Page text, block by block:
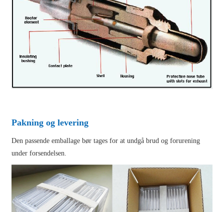
Pakning og levering
Den passende emballage bør tages for at undgå brud og forurening
under forsendelsen.